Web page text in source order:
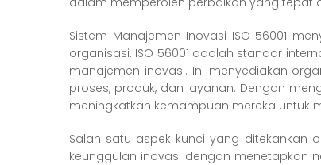
Sistem Manajemen Inovasi ISO 56001
organisasi. ISO 56001 adalah standar
manajemen inovasi. Ini menyediakan
proses, produk, dan layanan. Dengan
meningkatkan kemampuan mereka untuk
Salah satu aspek kunci yang ditekankan
keunggulan inovasi dengan menetapkan